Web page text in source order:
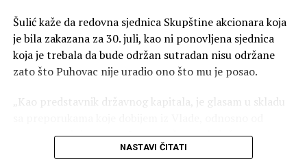
ranih jutarnjih časova do zatvaranja biračkih mjesta.
Prijave za obje pozicije otvorene su do 27. avgusta, a
poslodavac navodi da će kontaktirati samo kandidate koji
Šulić kaže da redovna sjednica Skupštine akcionara koja
je bila zakazana za 30. juli, kao ni ponovljena sjednica
koja je trebala da bude održan sutradan nisu održane
zato što Puhovac nije uradio ono što mu je posao.
„Kao predstavnik državnog kapitala, je glasam u skladu
resornog ministarstva. Ja sam u četvrtak došao na
Skupštinu, ali pošto nisam imao uputu kako da glasam,
NASTAVI ČITATI